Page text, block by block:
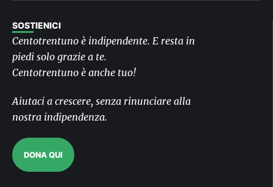
SOSTIENICI
Centotrentuno è indipendente. E resta in
piedi solo grazie a te.
Centotrentuno è anche tuo!
Aiutaci a crescere, senza rinunciare alla
nostra indipendenza.
DONA QUI